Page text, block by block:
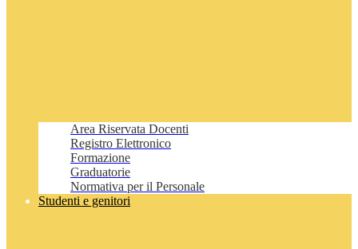
Area Riservata Docenti
Registro Elettronico
Formazione
Graduatorie
Normativa per il Personale
Studenti e genitori